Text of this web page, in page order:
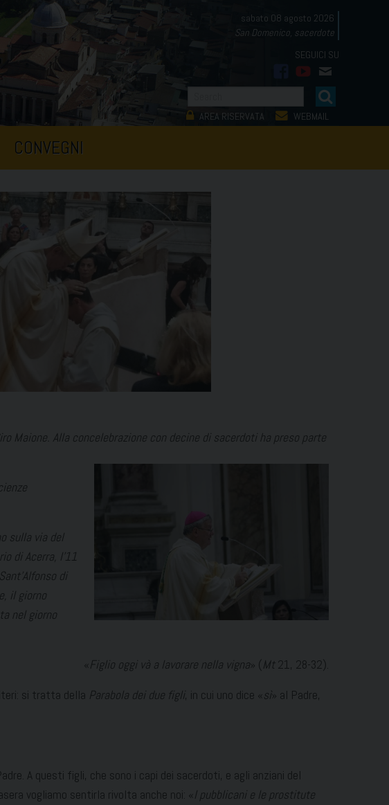
sabato 08 agosto 2026
San Domenico, sacerdote
facebook
youtube
mail
AREA RISERVATA WEBMAIL
CONVEGNI
Maione. Alla concelebrazione con decine di sacerdoti ha preso parte
sulla via del
di Acerra, l’11
di
il giorno
nel giorno
Figlio oggi và a lavorare nella vigna» ( Mt 21, 28-32).
si tratta della Parabola dei due figli, in cui uno dice « sì» al Padre,
A questi figli, che sono i capi dei sacerdoti, e agli anziani del
vogliamo sentirla rivolta anche noi: « I pubblicani e le prostitute